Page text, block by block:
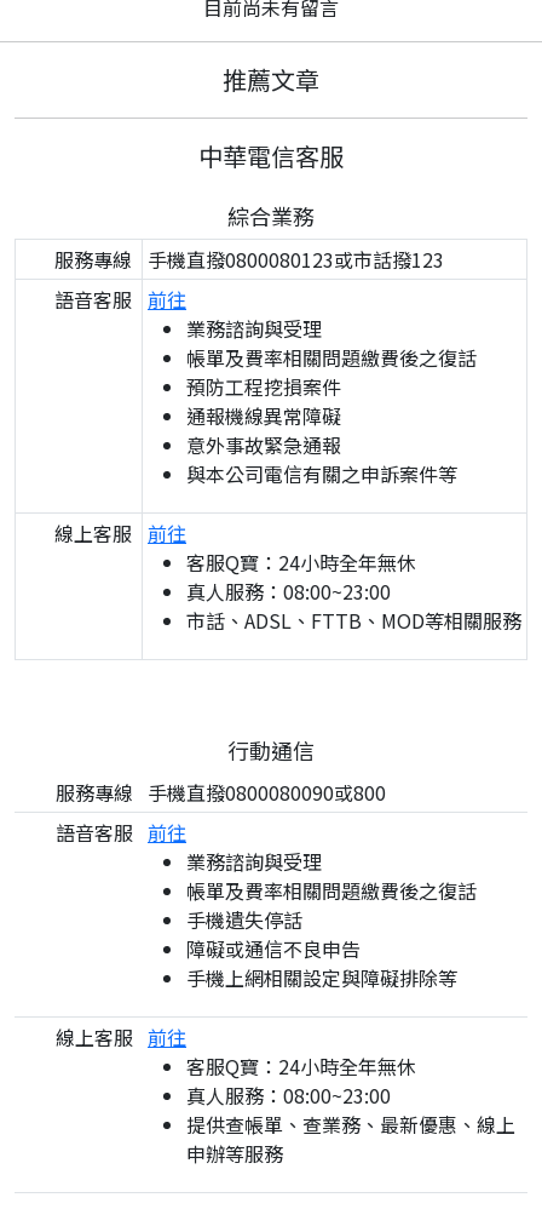
目前尚未有留言
推薦文章
中華電信客服
綜合業務
服務專線
手機直撥0800080123或市話撥123
語音客服 前往
業務諮詢與受理
帳單及費率相關問題繳費後之復話
預防工程挖損案件
通報機線異常障礙
意外事故緊急通報
與本公司電信有關之申訴案件等
線上客服 前往
客服Q寶：24小時全年無休
真人服務：08:00~23:00
市話、ADSL、FTTB、MOD等相關服務
行動通信
服務專線 手機直撥0800080090或800
語音客服 前往
業務諮詢與受理
帳單及費率相關問題繳費後之復話
手機遺失停話
障礙或通信不良申告
手機上網相關設定與障礙排除等
線上客服 前往
客服Q寶：24小時全年無休
真人服務：08:00~23:00
提供查帳單、查業務、最新優惠、線上
申辦等服務